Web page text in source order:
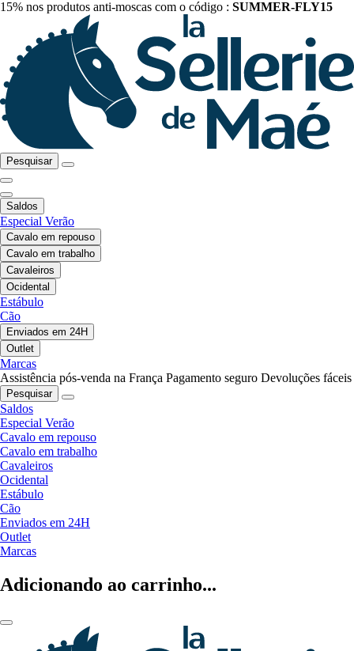
15% nos produtos anti-moscas com o código : SUMMER-FLY15
Pesquisar
Saldos
Especial Verão
Cavalo em repouso
Cavalo em trabalho
Cavaleiros
Ocidental
Estábulo
Cão
Enviados em 24H
Outlet
Marcas
Assistência pós-venda na França Pagamento seguro Devoluções fáceis
Pesquisar
Saldos
Especial Verão
Cavalo em repouso
Cavalo em trabalho
Cavaleiros
Ocidental
Estábulo
Cão
Enviados em 24H
Outlet
Marcas
Adicionando ao carrinho...